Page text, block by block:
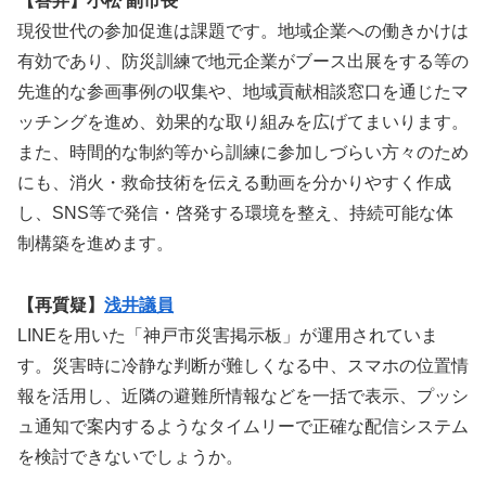
現役世代の参加促進は課題です。地域企業への働きかけは
有効であり、防災訓練で地元企業がブース出展をする等の
先進的な参画事例の収集や、地域貢献相談窓口を通じたマ
ッチングを進め、効果的な取り組みを広げてまいります。
また、時間的な制約等から訓練に参加しづらい方々のため
にも、消火・救命技術を伝える動画を分かりやすく作成
し、SNS等で発信・啓発する環境を整え、持続可能な体
制構築を進めます。
【再質疑】 浅井議員
LINEを用いた「神戸市災害掲示板」が運用されていま
す。災害時に冷静な判断が難しくなる中、スマホの位置情
報を活用し、近隣の避難所情報などを一括で表示、プッシ
ュ通知で案内するようなタイムリーで正確な配信システム
を検討できないでしょうか。